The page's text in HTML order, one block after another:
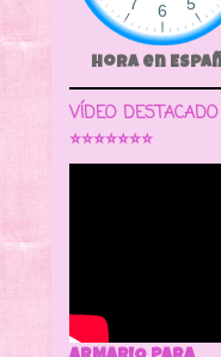
Hora en
VÍDEO DESTACADO
⭐⭐⭐⭐⭐⭐⭐